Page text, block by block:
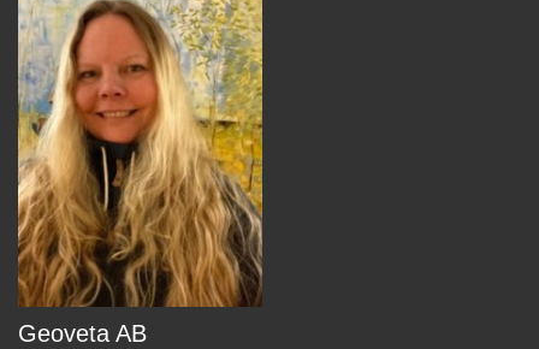
Geoveta AB